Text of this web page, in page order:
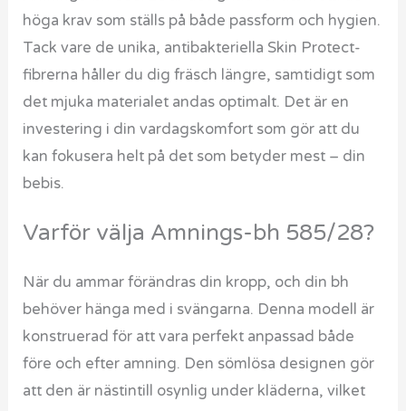
höga krav som ställs på både passform och hygien.
Tack vare de unika, antibakteriella Skin Protect-
fibrerna håller du dig fräsch längre, samtidigt som
det mjuka materialet andas optimalt. Det är en
investering i din vardagskomfort som gör att du
kan fokusera helt på det som betyder mest – din
bebis.
Varför välja Amnings-bh 585/28?
När du ammar förändras din kropp, och din bh
behöver hänga med i svängarna. Denna modell är
konstruerad för att vara perfekt anpassad både
före och efter amning. Den sömlösa designen gör
att den är nästintill osynlig under kläderna, vilket